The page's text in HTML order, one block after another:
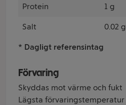
Protein 1 g
Salt 0.02 g
* Dagligt referensintag
Förvaring
Skyddas mot värme och fukt
Lägsta förvaringstemperatur